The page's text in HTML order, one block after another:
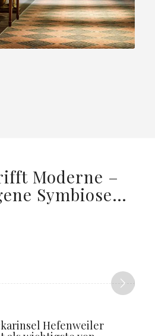
Moderne –
Symbiose…
Hefenweiler